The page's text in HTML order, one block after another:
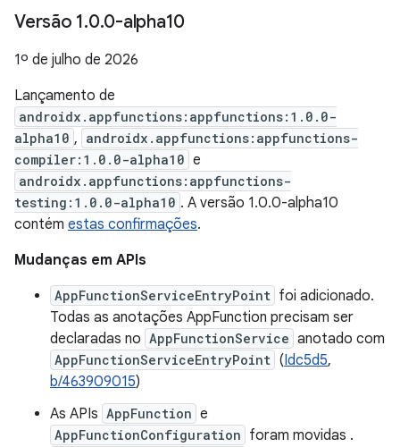
Versão 1.0.0-alpha10
1º de julho de 2026
Lançamento de
androidx.appfunctions:appfunctions:1.0.0-
alpha10 , androidx.appfunctions:appfunctions-
compiler:1.0.0-alpha10 e
androidx.appfunctions:appfunctions-
testing:1.0.0-alpha10 . A versão 1.0.0-alpha10
contém estas confirmações.
Mudanças em APIs
AppFunctionServiceEntryPoint foi adicionado.
Todas as anotações AppFunction precisam ser
declaradas no AppFunctionService anotado com
AppFunctionServiceEntryPoint (Idc5d5,
b/463909015)
As APIs AppFunction e
AppFunctionConfiguration foram movidas .